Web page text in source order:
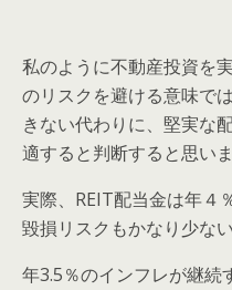
私のように不動産投資を
のリスクを避ける意味で
きない代わりに、堅実な
適すると判断すると思いま
実際、REIT配当金は年４
毀損リスクもかなり少な
年3.5％のインフレが継続